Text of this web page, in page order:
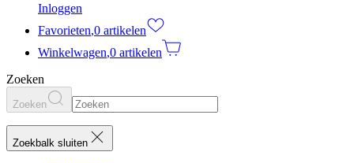
Inloggen
Favorieten,0 artikelen
Winkelwagen,0 artikelen
Zoeken
Zoeken
Zoekbalk sluiten